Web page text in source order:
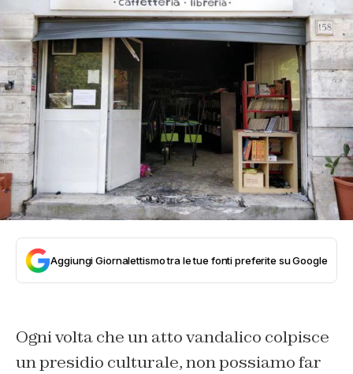
Aggiungi Giornalettismo tra le tue fonti preferite su Google
Ogni volta che un atto vandalico colpisce
un presidio culturale, non possiamo far